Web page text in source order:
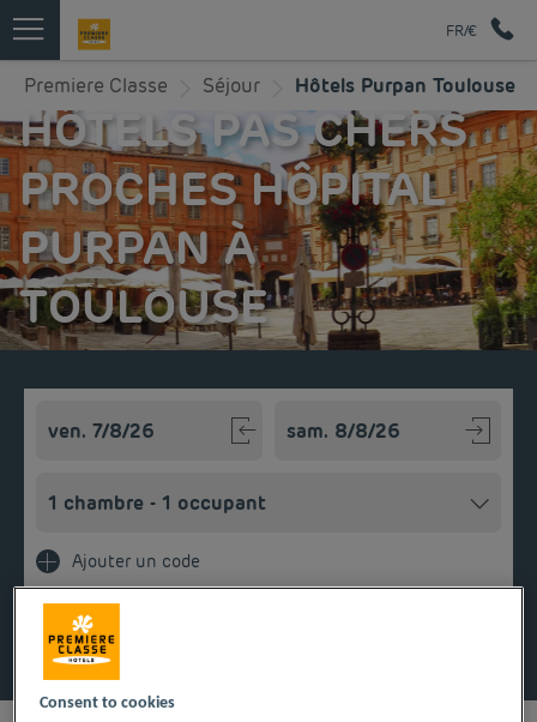
FR/€
Premiere Classe Séjour Hôtels Purpan Toulouse
HÔTELS PAS CHERS
PROCHES HÔPITAL
PURPAN À
TOULOUSE
Ajouter un code
Consent to cookies